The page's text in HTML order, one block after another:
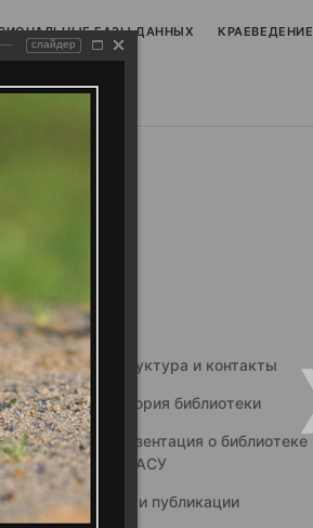
БАЗЫ ДАННЫХ КРАЕВЕДЕНИЕ
Структура и контакты
История библиотеки
Презентация о библиотеке
ННГАСУ
Наши публикации
слайдер